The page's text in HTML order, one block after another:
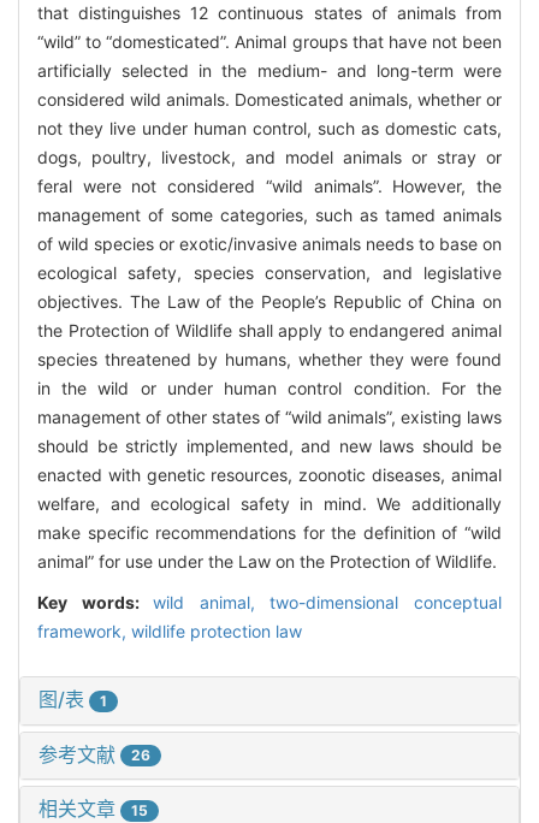
that distinguishes 12 continuous states of animals from
“wild” to “domesticated”. Animal groups that have not been
artificially selected in the medium- and long-term were
considered wild animals. Domesticated animals, whether or
not they live under human control, such as domestic cats,
dogs, poultry, livestock, and model animals or stray or
feral were not considered “wild animals”. However, the
management of some categories, such as tamed animals
of wild species or exotic/invasive animals needs to base on
ecological safety, species conservation, and legislative
objectives. The Law of the People’s Republic of China on
the Protection of Wildlife shall apply to endangered animal
species threatened by humans, whether they were found
in the wild or under human control condition. For the
management of other states of “wild animals”, existing laws
should be strictly implemented, and new laws should be
enacted with genetic resources, zoonotic diseases, animal
welfare, and ecological safety in mind. We additionally
make specific recommendations for the definition of “wild
animal” for use under the Law on the Protection of Wildlife.
Key words:wild animal,two-dimensional conceptual
framework, wildlife protection law
图/表 1
参考文献 26
相关文章 15